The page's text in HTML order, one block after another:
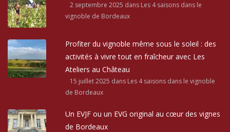
2 septembre 2025 dans Les 4 saisons dans le
vignoble de Bordeaux
Profiter du vignoble même sous le soleil : des
activités à vivre tout en fraîcheur avec Les
Ateliers au Château
15 juillet 2025 dans Les 4 saisons dans le vignoble
de Bordeaux
Un EVJF ou un EVG original au cœur des vignes
de Bordeaux